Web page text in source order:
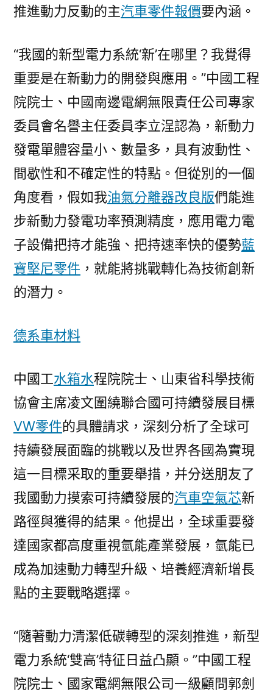
推進動力反動的主汽車零件報價要內涵。
“我國的新型電力系統‘新’在哪里？我覺得
重要是在新動力的開發與應用。”中國工程
院院士、中國南邊電網無限責任公司專家
委員會名譽主任委員李立浧認為，新動力
發電單體容量小、數量多，具有波動性、
間歇性和不確定性的特點。但從別的一個
角度看，假如我油氣分離器改良版們能進
步新動力發電功率預測精度，應用電力電
子設備把持才能強、把持速率快的優勢藍
寶堅尼零件 ，就能將挑戰轉化為技術創新
的潛力。
德系車材料
中國工水箱水程院院士、山東省科學技術
協會主席凌文圍繞聯合國可持續發展目標
VW零件的具體請求，深刻分析了全球可
持續發展面臨的挑戰以及世界各國為實現
這一目標采取的重要舉措，并分送朋友了
我國動力摸索可持續發展的汽車空氣芯新
路徑與獲得的結果。他提出，全球重要發
達國家都高度重視氫能產業發展，氫能已
成為加速動力轉型升級、培養經濟新增長
點的主要戰略選擇。
“隨著動力清潔低碳轉型的深刻推進，新型
電力系統‘雙高’特征日益凸顯。”中國工程
院院士、國家電網無限公司一級顧問郭劍